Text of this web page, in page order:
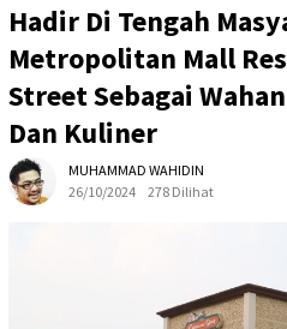
Hadir Di Tengah
Metropolitan Mall
Street Sebagai
Dan Kuliner
MUHAMMAD WAHIDIN
26/10/2024
278 Dilihat